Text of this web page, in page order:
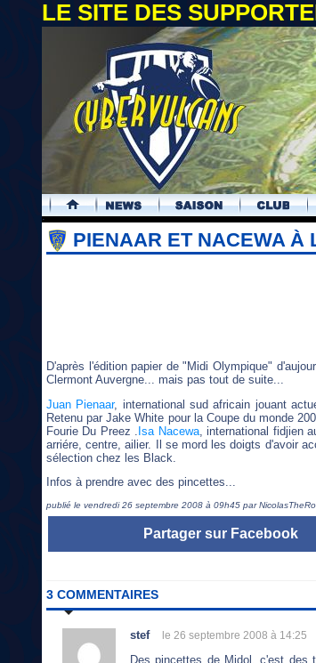
LE SITE DES
.
PIENAAR ET NACEWA À
D'après l'édition papier de "Midi Olympique"
Clermont Auvergne... mais pas tout de suite...
Juan Pienaar, international sud africain jouant
Retenu par Jake White pour la Coupe du monde
Fourie Du Preez . Isa Nacewa, international fidjien
arriére, centre, ailier. Il se mord les doigts d'avoir
sélection chez les Black.
Infos à prendre avec des pincettes...
publié le vendredi 26 septembre 2008 à 09h45 par
Partager sur Facebook
3 COMMENTAIRES
stef le 26 septembre 2008 à 14:25
Des pincettes de Midol, c'est des